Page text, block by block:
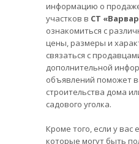
информацию о
участков в СТ
ознакомиться с
цены, размеры и
связаться с
дополнительной
объявлений поможет
строительства дома
садового уголка.
Кроме того, если у вас
которые могут быть